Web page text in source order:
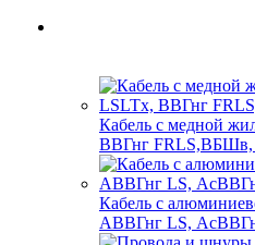
Кабель с медной
ВВГнг
Кабель с
АВВГнг LS,